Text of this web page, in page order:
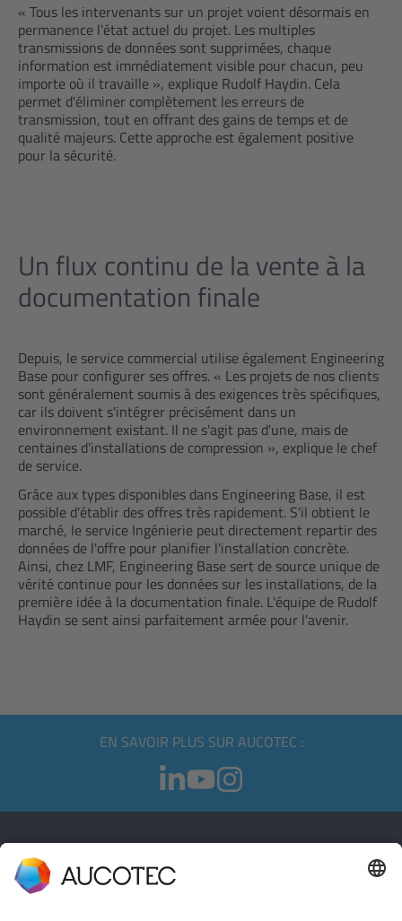
« Tous les intervenants sur un projet voient désormais en
permanence l'état actuel du projet. Les multiples
transmissions de données sont supprimées, chaque
information est immédiatement visible pour chacun, peu
importe où il travaille », explique Rudolf Haydin. Cela
permet d'éliminer complètement les erreurs de
transmission, tout en offrant des gains de temps et de
qualité majeurs. Cette approche est également positive
pour la sécurité.
Un flux continu de la vente à la
documentation finale
Depuis, le service commercial utilise également Engineering
Base pour configurer ses offres. « Les projets de nos clients
sont généralement soumis à des exigences très spécifiques,
car ils doivent s'intégrer précisément dans un
environnement existant. Il ne s'agit pas d'une, mais de
centaines d'installations de compression », explique le chef
de service.
Grâce aux types disponibles dans Engineering Base, il est
possible d'établir des offres très rapidement. S'il obtient le
marché, le service Ingénierie peut directement repartir des
données de l'offre pour planifier l'installation concrète.
Ainsi, chez LMF, Engineering Base sert de source unique de
vérité continue pour les données sur les installations, de la
première idée à la documentation finale. L'équipe de Rudolf
Haydin se sent ainsi parfaitement armée pour l'avenir.
EN SAVOIR PLUS SUR AUCOTEC :
CONTACT